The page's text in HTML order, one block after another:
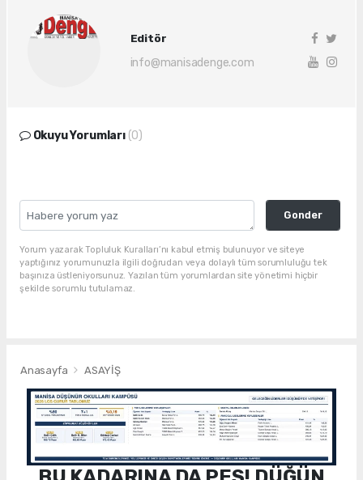
Editör
info@manisadenge.com
Okuyu Yorumları (0)
Gonder
Yorum yazarak Topluluk Kuralları’nı kabul etmiş bulunuyor ve siteye
yaptığınız yorumunuzla ilgili doğrudan veya dolaylı tüm sorumluluğu tek
başınıza üstleniyorsunuz. Yazılan tüm yorumlardan site yönetimi hiçbir
şekilde sorumlu tutulamaz.
Anasayfa ASAYİŞ